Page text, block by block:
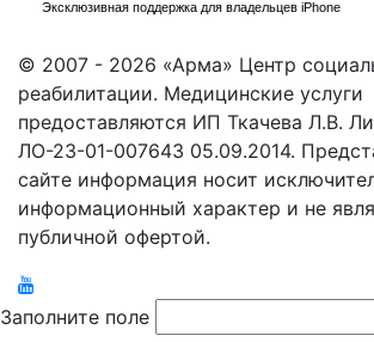
© 2007 - 2026 «Арма» Центр
реабилитации. Медицинские услуги
предоставляются ИП Ткачева Л.В.
ЛО-23-01-007643 05.09.2014.
сайте информация носит
информационный характер и не
публичной офертой.
Заполните поле